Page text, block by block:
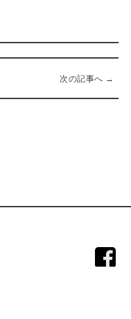
次の記事へ →